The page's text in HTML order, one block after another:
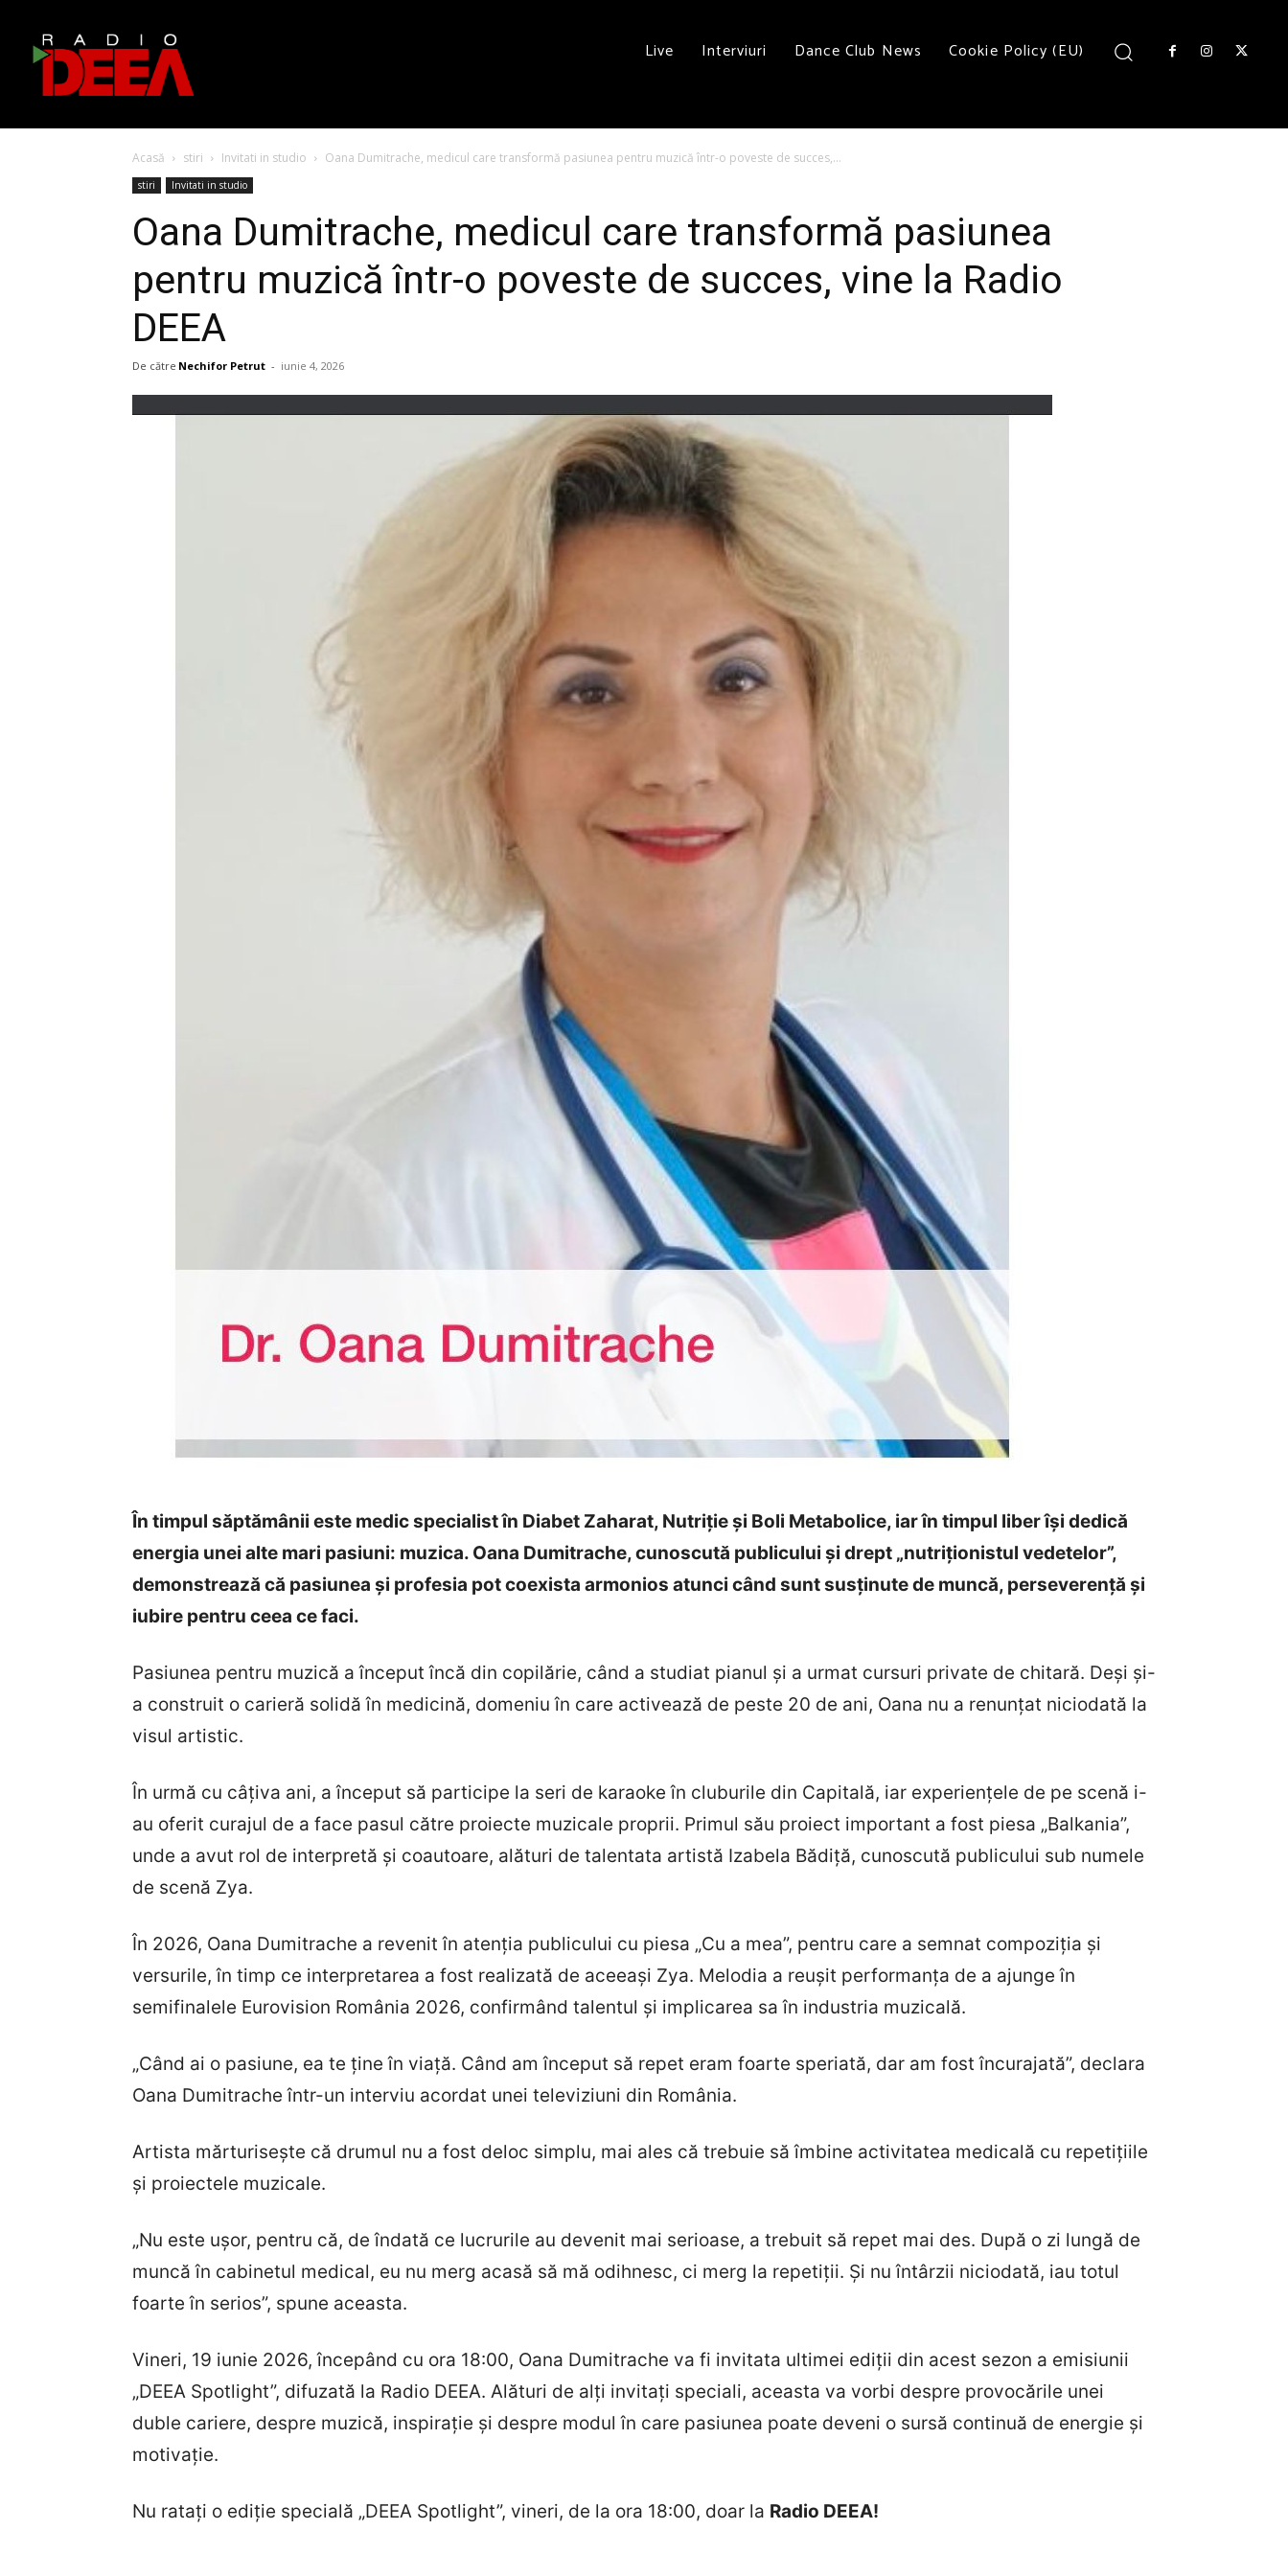
Live Interviuri Dance Club News Cookie Policy (EU)
Acasă stiri Invitati in studio Oana Dumitrache, medicul care transformă pasiunea pentru muzică într-o poveste de succes,...
stiri Invitati in studio
Oana Dumitrache, medicul care transformă pasiunea
pentru muzică într-o poveste de succes, vine la Radio
DEEA
De către Nechifor Petrut - iunie 4, 2026
În timpul săptămânii este medic specialist în Diabet Zaharat, Nutriție și Boli Metabolice, iar în timpul liber își dedică
energia unei alte mari pasiuni: muzica. Oana Dumitrache, cunoscută publicului și drept „nutriționistul vedetelor”,
demonstrează că pasiunea și profesia pot coexista armonios atunci când sunt susținute de muncă, perseverență și
iubire pentru ceea ce faci.
Pasiunea pentru muzică a început încă din copilărie, când a studiat pianul și a urmat cursuri private de chitară. Deși și-
a construit o carieră solidă în medicină, domeniu în care activează de peste 20 de ani, Oana nu a renunțat niciodată la
visul artistic.
În urmă cu câțiva ani, a început să participe la seri de karaoke în cluburile din Capitală, iar experiențele de pe scenă i-
au oferit curajul de a face pasul către proiecte muzicale proprii. Primul său proiect important a fost piesa „Balkania”,
unde a avut rol de interpretă și coautoare, alături de talentata artistă Izabela Bădiță, cunoscută publicului sub numele
de scenă Zya.
În 2026, Oana Dumitrache a revenit în atenția publicului cu piesa „Cu a mea”, pentru care a semnat compoziția și
versurile, în timp ce interpretarea a fost realizată de aceeași Zya. Melodia a reușit performanța de a ajunge în
semifinalele Eurovision România 2026, confirmând talentul și implicarea sa în industria muzicală.
„Când ai o pasiune, ea te ține în viață. Când am început să repet eram foarte speriată, dar am fost încurajată”, declara
Oana Dumitrache într-un interviu acordat unei televiziuni din România.
Artista mărturisește că drumul nu a fost deloc simplu, mai ales că trebuie să îmbine activitatea medicală cu repetițiile
și proiectele muzicale.
„Nu este ușor, pentru că, de îndată ce lucrurile au devenit mai serioase, a trebuit să repet mai des. După o zi lungă de
muncă în cabinetul medical, eu nu merg acasă să mă odihnesc, ci merg la repetiții. Și nu întârzii niciodată, iau totul
foarte în serios”, spune aceasta.
Vineri, 19 iunie 2026, începând cu ora 18:00, Oana Dumitrache va fi invitata ultimei ediții din acest sezon a emisiunii
„DEEA Spotlight”, difuzată la Radio DEEA. Alături de alți invitați speciali, aceasta va vorbi despre provocările unei
duble cariere, despre muzică, inspirație și despre modul în care pasiunea poate deveni o sursă continuă de energie și
motivație.
Nu ratați o ediție specială „DEEA Spotlight”, vineri, de la ora 18:00, doar la Radio DEEA!